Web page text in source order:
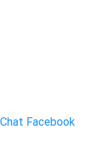
Chat Facebook